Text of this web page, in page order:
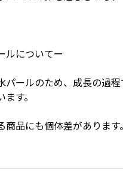
ルについてー
パールのため、成長の過
す。
商品にも個体差があります